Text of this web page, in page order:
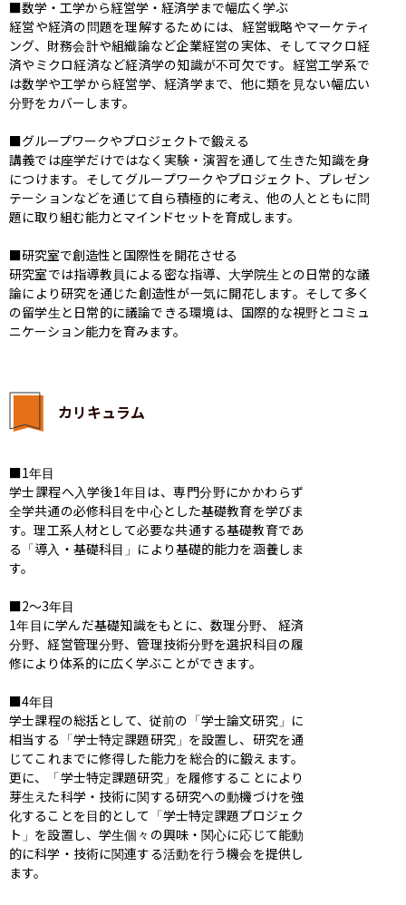
■数学・工学から経営学・経済学まで幅広く学ぶ
経営や経済の問題を理解するためには、経営戦略やマーケティ
ング、財務会計や組織論など企業経営の実体、そしてマクロ経
済やミクロ経済など経済学の知識が不可欠です。経営工学系で
は数学や工学から経営学、経済学まで、他に類を見ない幅広い
分野をカバーします。
■グループワークやプロジェクトで鍛える
講義では座学だけではなく実験・演習を通して生きた知識を身
につけます。そしてグループワークやプロジェクト、プレゼン
テーションなどを通じて自ら積極的に考え、他の人とともに問
題に取り組む能力とマインドセットを育成します。
■研究室で創造性と国際性を開花させる
研究室では指導教員による密な指導、大学院生との日常的な議
論により研究を通じた創造性が一気に開花します。そして多く
の留学生と日常的に議論できる環境は、国際的な視野とコミュ
ニケーション能力を育みます。
カリキュラム
■1年目
学士課程へ入学後1年目は、専門分野にかかわらず
全学共通の必修科目を中心とした基礎教育を学びま
す。理工系人材として必要な共通する基礎教育であ
る「導入・基礎科目」により基礎的能力を涵養しま
す。
■2〜3年目
1年目に学んだ基礎知識をもとに、数理分野、 経済
分野、経営管理分野、管理技術分野を選択科目の履
修により体系的に広く学ぶことができます。
■4年目
学士課程の総括として、従前の「学士論文研究」に
相当する「学士特定課題研究」を設置し、研究を通
じてこれまでに修得した能力を総合的に鍛えます。
更に、「学士特定課題研究」を履修することにより
芽生えた科学・技術に関する研究への動機づけを強
化することを目的として「学士特定課題プロジェク
ト」を設置し、学生個々の興味・関心に応じて能動
的に科学・技術に関連する活動を行う機会を提供し
ます。